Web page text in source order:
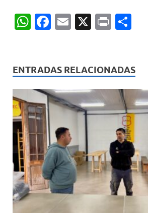
W
s
A
p
p
F
b
o
o
E
X
P
p
ar
ti
r
ENTRADAS RELACIONADAS